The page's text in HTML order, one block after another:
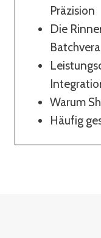
Präzision
Die
Warum
Häufig